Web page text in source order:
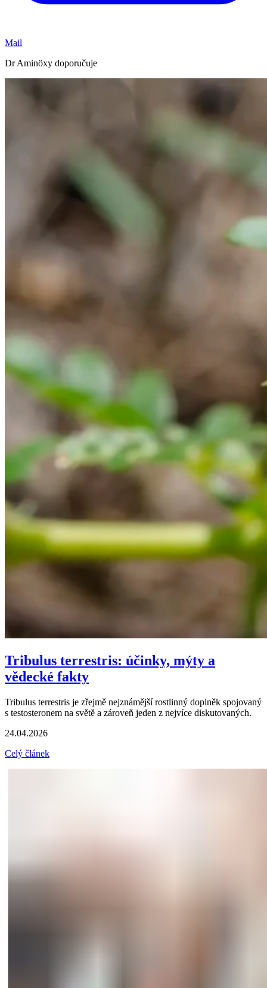
Mail
Dr Aminöxy doporučuje
Tribulus terrestris: účinky, mýty a
vědecké fakty
Tribulus terrestris je zřejmě nejznámější rostlinný doplněk spojovaný
s testosteronem na světě a zároveň jeden z nejvíce diskutovaných.
24.04.2026
Celý článek